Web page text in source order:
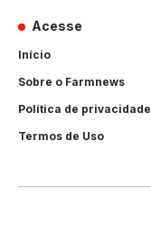
Acesse
Início
Sobre o Farmnews
Política de privacidade
Termos de Uso